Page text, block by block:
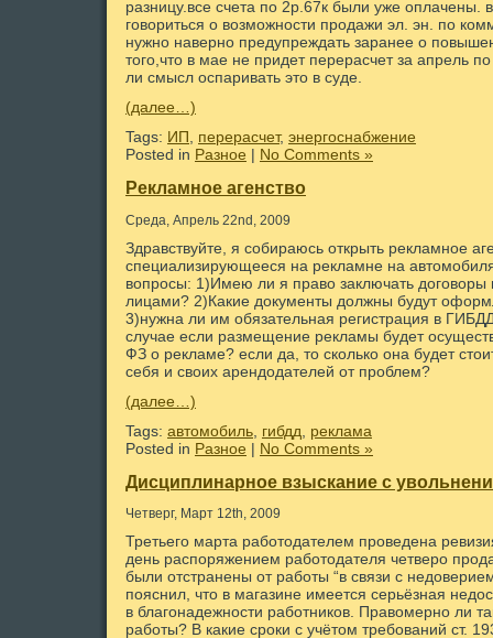
разницу.все счета по 2р.67к были уже оплачены. в
говориться о возможности продажи эл. эн. по
нужно наверно предупреждать заранее о
того,что в мае не придет перерасчет за апрель
ли смысл оспаривать это в суде.
(далее…)
Tags: ИП перерасчет, энергоснабжение
Posted in Разное | No Comments »
Рекламное агенство
Среда, Апрель 22nd, 2009
Здравствуйте, я собираюсь открыть рекламное
специализирующееся на рекламне на
вопросы: 1)Имею ли я право заключать договоры
лицами? 2)Какие документы должны будут
3)нужна ли им обязательная регистрация в
случае если размещение рекламы будет
ФЗ о рекламе? если да, то сколько она будет
себя и своих арендодателей от проблем?
(далее…)
Tags: автомобиль гибдд
реклама
Posted in Разное | No Comments »
Дисциплинарное взыскание с
Четверг, Март 12th, 2009
Третьего марта работодателем проведена
день распоряжением работодателя четверо
были отстранены от работы “в связи с
пояснил, что в магазине имеется серьёзная
в благонадежности работников. Правомерно ли
работы? В какие сроки с учётом требований ст.